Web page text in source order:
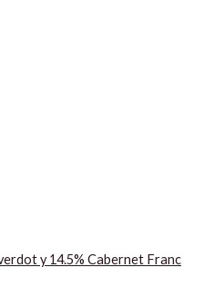
y 14.5% Cabernet Franc